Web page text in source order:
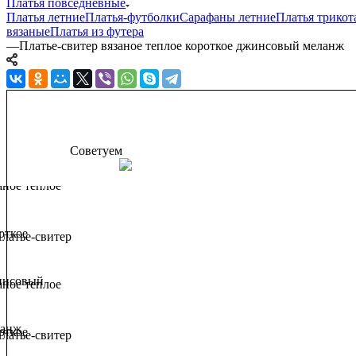
Платья повседневные
Платья летниеПлатья-футболкиСарафаны летниеПлатья
вязаныеПлатья из футера
—Платье-свитер вязаное теплое короткое джинсовый меланж
Советуем